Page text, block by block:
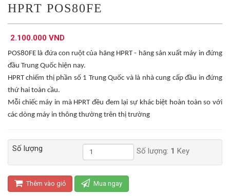
HPRT POS80FE
2.100.000 VND
POS80FE là đứa con ruột của hãng HPRT - hãng sản xuất máy in đứng
đầu Trung Quốc hiện nay.
HPRT chiếm thị phần số 1 Trung Quốc và là nhà cung cấp đầu in đứng
thứ hai toàn cầu.
Mỗi chiếc máy in mà HPRT đều đem lại sự khác biệt hoàn toàn so với
các dòng máy in thông thường trên thị trường
Số lượng Số lượng: 1 Key
Thêm vào giỏ Mua ngay